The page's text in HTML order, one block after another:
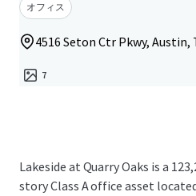
オフィス
4516 Seton Ctr Pkwy, Austin,
7
Lakeside at Quarry Oaks is a
story Class A office asset